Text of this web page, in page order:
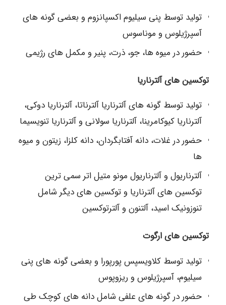
تولید توسط پنی سیلیوم اکسپانزوم و بعضی گونه های
آسپرژیلوس و موناسوس
حضور در میوه ها، جو، ذرت، پنیر و مکمل های رژیمی
توکسین های آلترناریا
تولید توسط گونه های آلترناریا آلترناتا، آلترناریا دوکی،
آلترناریا کیوکامرینا، آلترناریا سولانی و آلترناریا تنویسیما
حضور در غلات، دانه آفتابگردان، دانه کلزا، زیتون و میوه
ها
آلترناریول و آلترناریول مونو متیل اتر سمی ترین
توکسین های آلترناریا و توکسین های دیگر شامل
تنوزونیک اسید، آلتنون و آلترتوکسین
توکسین های ارگوت
تولید توسط کلاویسپس پورپورا و بعضی گونه های پنی
سیلیوم، آسپرژیلوس و ریزوپوس
حضور در گونه های علفی شامل دانه های کوچک طی